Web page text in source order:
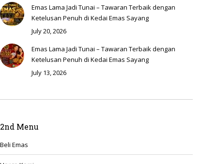
Emas Lama Jadi Tunai – Tawaran Terbaik dengan
Ketelusan Penuh di Kedai Emas Sayang
July 20, 2026
Emas Lama Jadi Tunai – Tawaran Terbaik dengan
Ketelusan Penuh di Kedai Emas Sayang
July 13, 2026
2nd Menu
Beli Emas